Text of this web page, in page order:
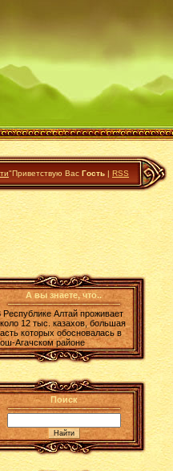
"Приветствую Вас Гость | RSS
А вы знаете, что..
Республике Алтай проживает
12 тыс. казахов, большая
которых обосновалась в
Агачском районе
Поиск